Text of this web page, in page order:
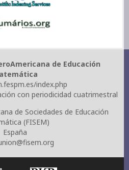
de Educación
index.php
con periodicidad cuatrimestral
de Sociedades de Educación
(FISEM)
España